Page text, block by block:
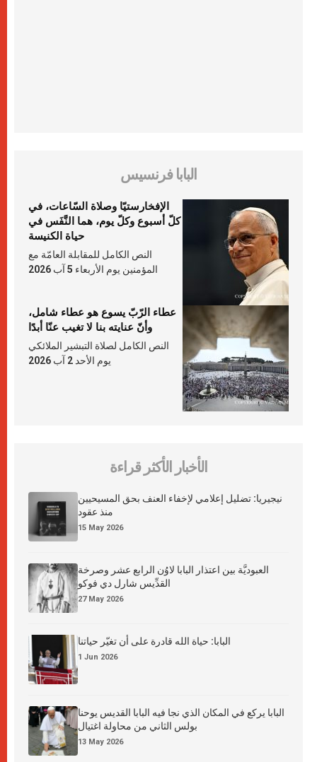
البابا فرنسيس
الإفخارستيّا وصلاة السّاعات، في
كلّ أسبوع وكلّ يوم، هما النَّفَس في
حياة الكنيسة
النص الكامل للمقابلة العامّة مع
المؤمنين يوم الأربعاء 5 آب 2026
عطاء الرّبّ يسوع هو عطاء شامل،
وأنّ عنايته بنا لا تغيب عنّا أبدًا
النص الكامل لصلاة التبشير الملائكي
يوم الأحد 2 آب 2026
الأخبار الأكثر قراءة
نيجيريا: تضليل إعلامي لإخفاء العنف بحق المسيحيين
منذ عقود
15 May 2026
العبوديَّة بين اعتذار البابا لاوُن الرابع عشر وصرخة
القدِّيس شارل دي فوكو
27 May 2026
البابا: حياة الله قادرة على أن تغيّر حياتنا
1 Jun 2026
البابا يركع في المكان الذي نجا فيه البابا القديس يوحنا
بولس الثاني من محاولة اغتيال
13 May 2026